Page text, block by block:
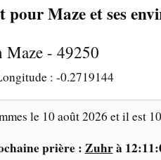
pour Maze et ses
Maze - 49250
: -0.2719144
le 10 août 2026 et il est
prière : Zuhrà